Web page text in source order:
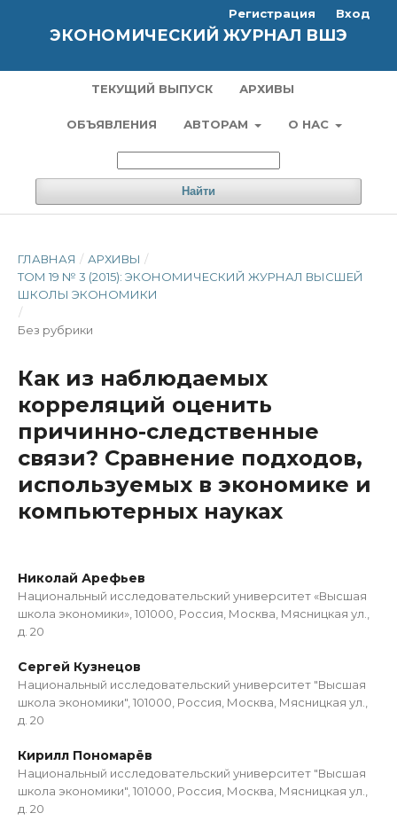
ЭКОНОМИЧЕСКИЙ ЖУРНАЛ ВШЭ
ТЕКУЩИЙ ВЫПУСК АРХИВЫ
ОБЪЯВЛЕНИЯ АВТОРАМ О НАС
Найти
Регистрация Вход
ГЛАВНАЯ / АРХИВЫ /
ТОМ 19 № 3 (2015): ЭКОНОМИЧЕСКИЙ ЖУРНАЛ ВЫСШЕЙ
ШКОЛЫ ЭКОНОМИКИ
/
Без рубрики
Как из наблюдаемых
корреляций оценить
причинно-следственные
связи? Сравнение подходов,
используемых в экономике и
компьютерных науках
Николай Арефьев
Национальный исследовательский университет «Высшая
школа экономики», 101000, Россия, Москва, Мясницкая ул.,
д. 20
Сергей Кузнецов
Национальный исследовательский университет "Высшая
школа экономики", 101000, Россия, Москва, Мясницкая ул.,
д. 20
Кирилл Пономарёв
Национальный исследовательский университет "Высшая
школа экономики", 101000, Россия, Москва, Мясницкая ул.,
д. 20